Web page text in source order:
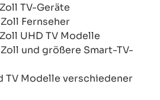
TV-Geräte
Fernseher
UHD TV Modelle
und größere Smart-TV-
TV Modelle verschiedener